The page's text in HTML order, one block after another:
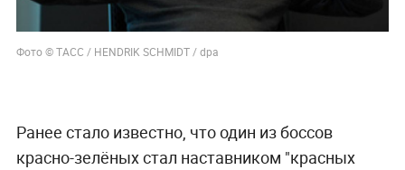
Фото © ТАСС / HENDRIK SCHMIDT / dpa
Ранее стало известно, что один из боссов
красно-зелёных стал наставником "красных